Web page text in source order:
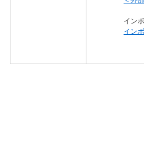
イン
イン